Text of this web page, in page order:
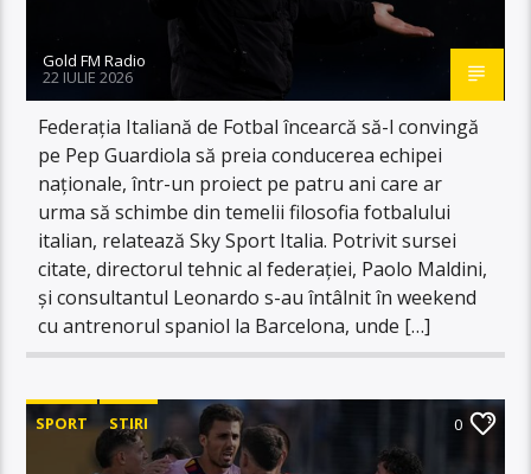
Gold FM Radio
22 IULIE 2026
Federația Italiană de Fotbal încearcă să-l convingă
pe Pep Guardiola să preia conducerea echipei
naționale, într-un proiect pe patru ani care ar
urma să schimbe din temelii filosofia fotbalului
italian, relatează Sky Sport Italia. Potrivit sursei
citate, directorul tehnic al federației, Paolo Maldini,
și consultantul Leonardo s-au întâlnit în weekend
cu antrenorul spaniol la Barcelona, unde […]
SPORT STIRI 0